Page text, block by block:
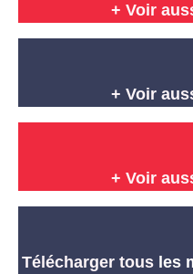
+ Voir
+ Voir
+ Voir
Télécharger tous les